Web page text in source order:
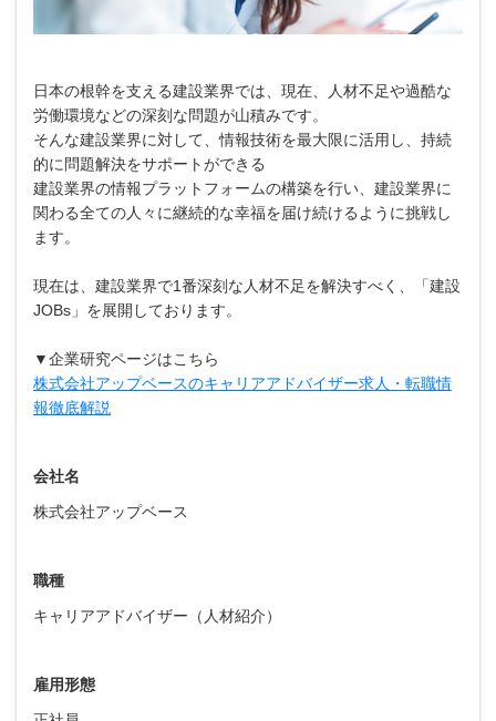
日本の根幹を支える建設業界では、現在、人材不足や過酷な
労働環境などの深刻な問題が山積みです。
そんな建設業界に対して、情報技術を最大限に活用し、持続
的に問題解決をサポートができる
建設業界の情報プラットフォームの構築を行い、建設業界に
関わる全ての人々に継続的な幸福を届け続けるように挑戦し
ます。
現在は、建設業界で1番深刻な人材不足を解決すべく、「建設
JOBs」を展開しております。
▼企業研究ページはこちら
株式会社アップベースのキャリアアドバイザー求人・転職情
報徹底解説
会社名
株式会社アップベース
職種
キャリアアドバイザー（人材紹介）
雇用形態